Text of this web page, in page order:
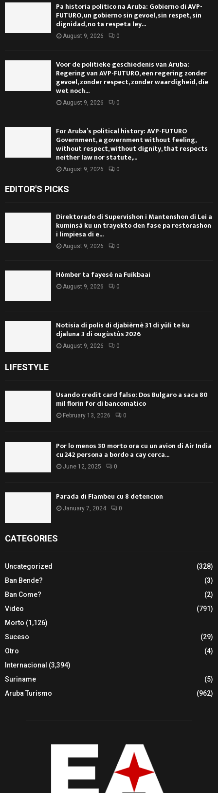
Pa historia politico na Aruba: Gobierno di AVP-
FUTURO, un gobierno sin gevoel, sin respet, sin
dignidad, no ta respeta ley...
August 9, 2026 0
Voor de politieke geschiedenis van Aruba:
Regering van AVP-FUTURO, een regering zonder
gevoel, zonder respect, zonder waardigheid, die
wet noch...
August 9, 2026 0
For Aruba’s political history: AVP-FUTURO
Government, a government without feeling,
without respect, without dignity, that respects
neither law nor statute,...
August 9, 2026 0
EDITOR'S PICKS
Direktorado di Supervishon i Mantenshon di Lei a
kuminsá ku un trayekto den fase pa restorashon
i limpiesa di e...
August 9, 2026 0
Hòmber ta fayesé na Fuikbaai
August 9, 2026 0
Notisia di polis di djabièrnè 31 di yüli te ku
djaluna 3 di ougùstùs 2026
August 9, 2026 0
LIFESTYLE
Usando credit card falso: Dos Bulgaro a saca 80
mil florin for di bancomatico
February 13, 2026 0
Por lo menos 30 morto ora cu un avion di Air India
cu 242 persona a bordo a cay cerca...
June 12, 2025 0
Parada di Flambeu cu 8 detencion
January 7, 2024 0
CATEGORIES
Uncategorized
(328)
Ban Bende?
(3)
Ban Come?
(2)
Video
(791)
Morto (1,126)
Suceso
(29)
Otro
(4)
Internacional (3,394)
Suriname
(5)
Aruba Turismo
(962)